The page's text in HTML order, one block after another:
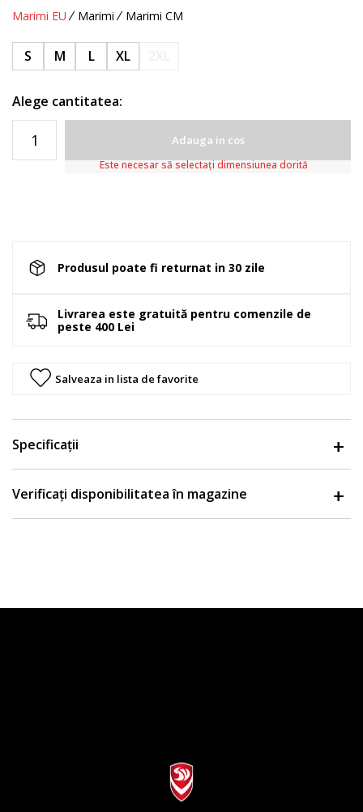
Marimi EU Marimi Marimi CM
S M L XL
Alege cantitatea:
Adauga in cos
Este necesar să selectați dimensiunea dorită
Produsul poate fi returnat in 30 zile
Livrarea este gratuită pentru comenzile de
peste 400 Lei
Salveaza in lista de favorite
Specificații
Verificați disponibilitatea în magazine